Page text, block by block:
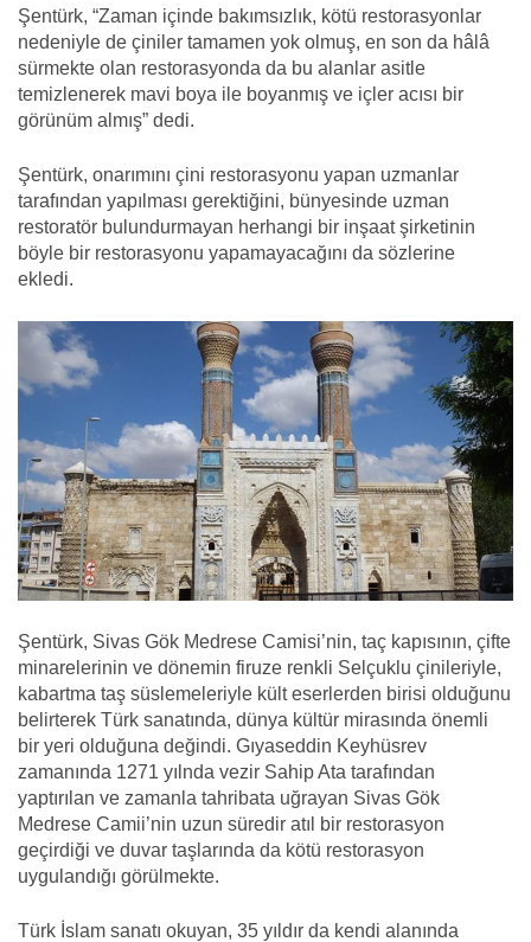
Şentürk, “Zaman içinde bakımsızlık, kötü restorasyonlar
nedeniyle de çiniler tamamen yok olmuş, en son da hâlâ
sürmekte olan restorasyonda da bu alanlar asitle
temizlenerek mavi boya ile boyanmış ve içler acısı bir
görünüm almış” dedi.
Şentürk, onarımını çini restorasyonu yapan uzmanlar
tarafından yapılması gerektiğini, bünyesinde uzman
restoratör bulundurmayan herhangi bir inşaat şirketinin
böyle bir restorasyonu yapamayacağını da sözlerine
ekledi.
Şentürk, Sivas Gök Medrese Camisi’nin, taç kapısının, çifte
minarelerinin ve dönemin firuze renkli Selçuklu çinileriyle,
kabartma taş süslemeleriyle kült eserlerden birisi olduğunu
belirterek Türk sanatında, dünya kültür mirasında önemli
bir yeri olduğuna değindi. Gıyaseddin Keyhüsrev
zamanında 1271 yılnda vezir Sahip Ata tarafından
yaptırılan ve zamanla tahribata uğrayan Sivas Gök
Medrese Camii’nin uzun süredir atıl bir restorasyon
geçirdiği ve duvar taşlarında da kötü restorasyon
uygulandığı görülmekte.
Türk İslam sanatı okuyan, 35 yıldır da kendi alanında